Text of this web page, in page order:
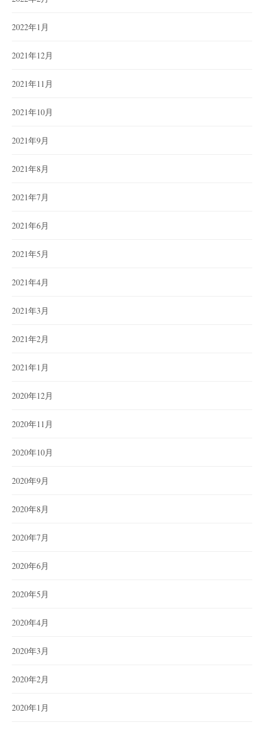
2022年1月
2021年12月
2021年11月
2021年10月
2021年9月
2021年8月
2021年7月
2021年6月
2021年5月
2021年4月
2021年3月
2021年2月
2021年1月
2020年12月
2020年11月
2020年10月
2020年9月
2020年8月
2020年7月
2020年6月
2020年5月
2020年4月
2020年3月
2020年2月
2020年1月